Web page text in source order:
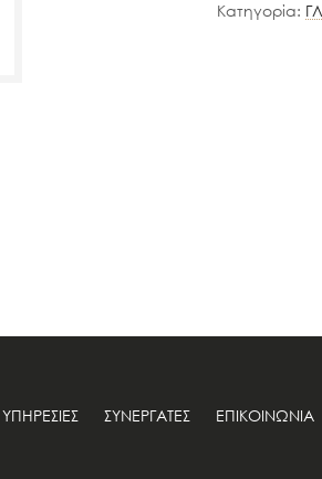
Κατηγορία:
ΥΠΗΡΕΣΙΕΣ ΣΥΝΕΡΓΑΤΕΣ ΕΠΙΚΟΙΝΩΝΙΑ